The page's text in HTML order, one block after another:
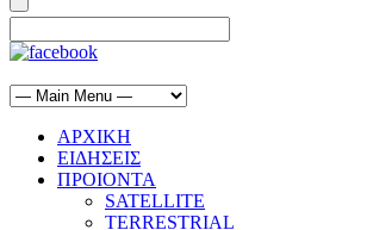
ΑΡΧΙΚΗ
ΕΙΔΗΣΕΙΣ
ΠΡΟΙΟΝΤΑ
SATELLITE
TERRESTRIAL